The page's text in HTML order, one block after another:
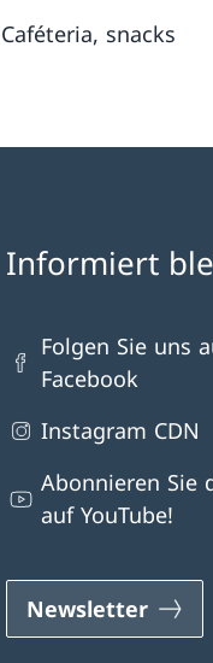
Caféteria, snacks
Informiert
Folgen Sie uns
Facebook
Instagram CDN
Abonnieren Sie
auf YouTube!
Newsletter